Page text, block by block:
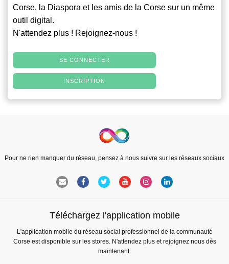
Corse, la Diaspora et les amis de la Corse sur un même
outil digital.
N'attendez plus ! Rejoignez-nous !
SE CONNECTER
INSCRIPTION
Pour ne rien manquer du réseau, pensez à nous suivre sur les réseaux sociaux
Téléchargez l'application mobile
L'application mobile du réseau social professionnel de la communauté
Corse est disponible sur les stores. N'attendez plus et rejoignez nous dès
maintenant.